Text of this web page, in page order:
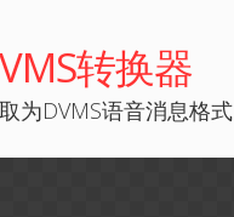
转换器
为DVMS语音消息格式